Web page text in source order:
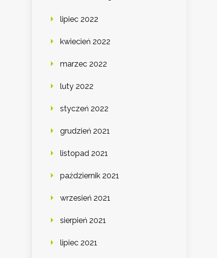
lipiec 2022
kwiecień 2022
marzec 2022
luty 2022
styczeń 2022
grudzień 2021
listopad 2021
październik 2021
wrzesień 2021
sierpień 2021
lipiec 2021